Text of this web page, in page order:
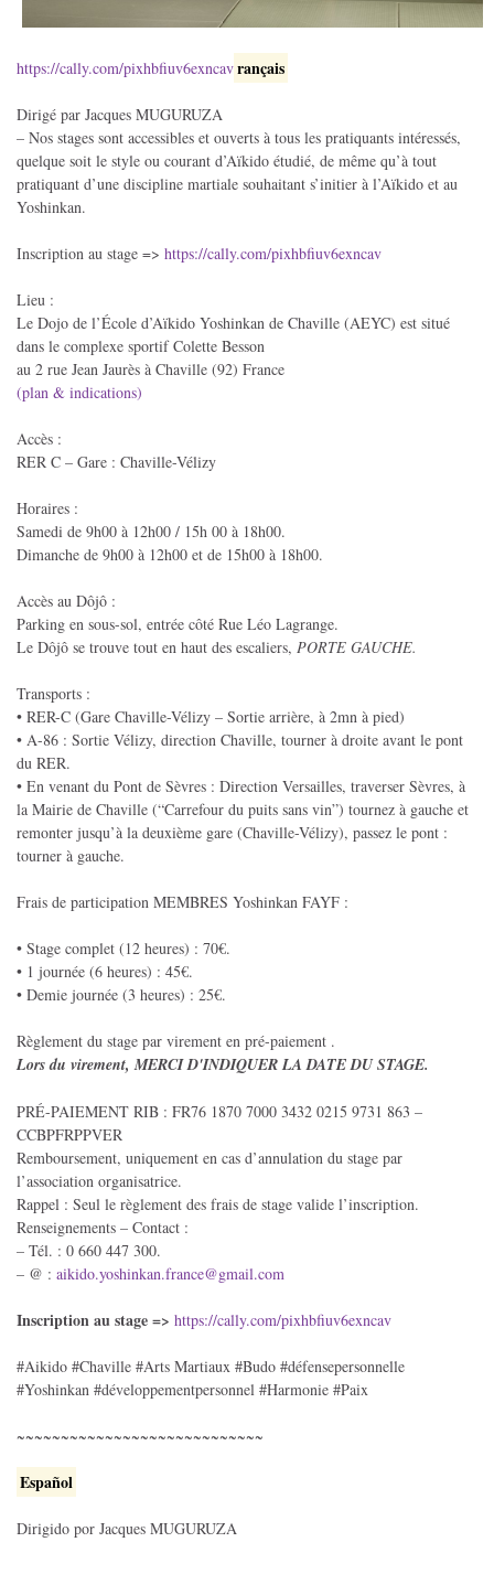
https://cally.com/pixhbfiuv6exncavrançais
Dirigé par Jacques MUGURUZA
– Nos stages sont accessibles et ouverts à tous les pratiquants intéressés,
quelque soit le style ou courant d’Aïkido étudié, de même qu’à tout
pratiquant d’une discipline martiale souhaitant s’initier à l’Aïkido et au
Yoshinkan.
Inscription au stage => https://cally.com/pixhbfiuv6exncav
Lieu :
Le Dojo de l’École d’Aïkido Yoshinkan de Chaville (AEYC) est situé
dans le complexe sportif Colette Besson
au 2 rue Jean Jaurès à Chaville (92) France
(plan & indications)
Accès :
RER C – Gare : Chaville-Vélizy
Horaires :
Samedi de 9h00 à 12h00 / 15h 00 à 18h00.
Dimanche de 9h00 à 12h00 et de 15h00 à 18h00.
Accès au Dôjô :
Parking en sous-sol, entrée côté Rue Léo Lagrange.
Le Dôjô se trouve tout en haut des escaliers, PORTE GAUCHE.
Transports :
• RER-C (Gare Chaville-Vélizy – Sortie arrière, à 2mn à pied)
• A-86 : Sortie Vélizy, direction Chaville, tourner à droite avant le pont
du RER.
• En venant du Pont de Sèvres : Direction Versailles, traverser Sèvres, à
la Mairie de Chaville (“Carrefour du puits sans vin”) tournez à gauche et
remonter jusqu’à la deuxième gare (Chaville-Vélizy), passez le pont :
tourner à gauche.
Frais de participation MEMBRES Yoshinkan FAYF :
• Stage complet (12 heures) : 70€.
• 1 journée (6 heures) : 45€.
• Demie journée (3 heures) : 25€.
Règlement du stage par virement en pré-paiement .
Lors du virement, MERCI D'INDIQUER LA DATE DU STAGE.
PRÉ-PAIEMENT RIB : FR76 1870 7000 3432 0215 9731 863 –
CCBPFRPPVER
Remboursement, uniquement en cas d’annulation du stage par
l’association organisatrice.
Rappel : Seul le règlement des frais de stage valide l’inscription.
Renseignements – Contact :
– Tél. : 0 660 447 300.
– @ : aikido.yoshinkan.france@gmail.com
Inscription au stage => https://cally.com/pixhbfiuv6exncav
#Aikido #Chaville #Arts Martiaux #Budo #défensepersonnelle
#Yoshinkan #développementpersonnel #Harmonie #Paix
~~~~~~~~~~~~~~~~~~~~~~~~~~~~
Español
Dirigido por Jacques MUGURUZA